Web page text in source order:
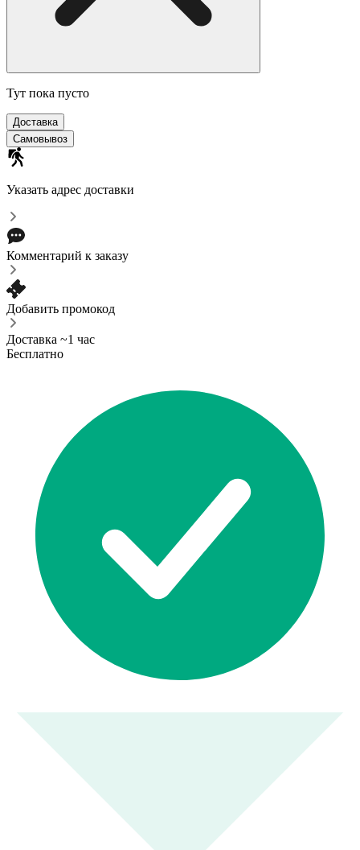
Тут пока пусто
Доставка
Самовывоз
Указать адрес доставки
Комментарий к заказу
Добавить промокод
Доставка ~1 час
Бесплатно